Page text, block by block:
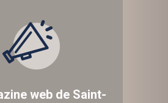
web de Saint-